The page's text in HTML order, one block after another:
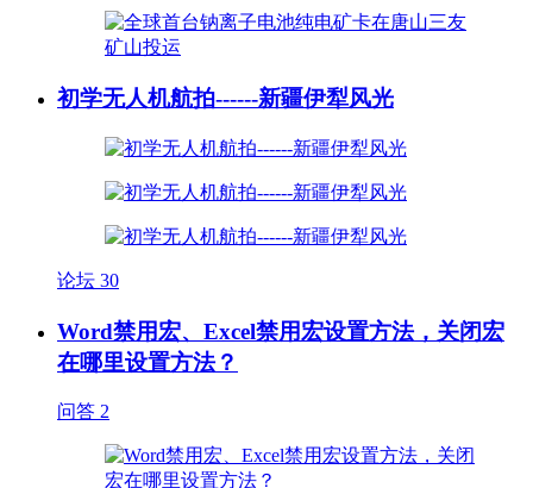
初学无人机航拍------新疆伊犁风光
论坛 30
Word禁用宏、Excel禁用宏设置方法，关闭宏
在哪里设置方法？
问答 2